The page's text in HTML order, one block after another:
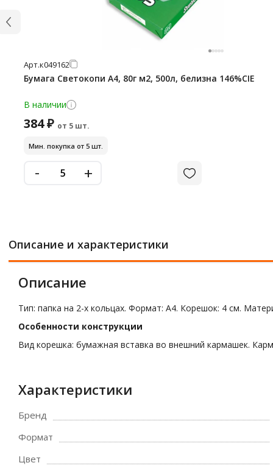
Арт.к049162
Бумага Светокопи А4, 80г м2, 500л, белизна 146%CIE
В наличии
384 ₽ от 5 шт.
Мин. покупка от 5 шт.
- +
Описание и характеристики
Описание
Тип: папка на 2-х кольцах. Формат: А4. Корешок: 4 см.
Особенности конструкции
Вид корешка: бумажная вставка во внешний кармашек.
Характеристики
Бренд
Формат
Цвет